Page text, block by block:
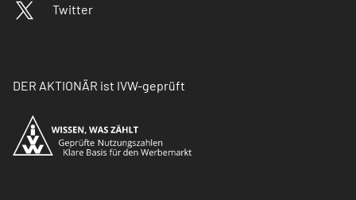
Twitter
DER AKTIONÄR ist IVW-geprüft